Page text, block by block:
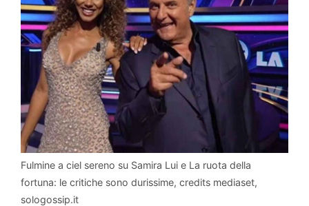
Fulmine a ciel sereno su Samira Lui e La ruota della
fortuna: le critiche sono durissime, credits mediaset,
sologossip.it